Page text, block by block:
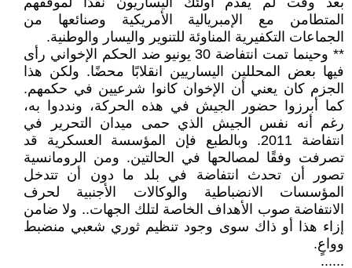
المتطامن مع الإمبريالية الأمريكية وصنائعها من
الجماعات التكفيرية المناوئة للتنوير واليسار والوطنية.
** وحينما تمت انتفاضة 30 يونيو ضد الحكم الإخواني رأى
فيها بعض المحللين اليساريين انقلابًا محضًا. ولكن هذا
الجزم كان يعني أن الإخوان كانوا شرعيين في حكمهم.
كما أبرزوا حضور الجيش في هذه الحركة، ونددوا به،
رغم أنه نفس الجيش الذي حمى ميدان التحرير في
انتفاضة 2011. وبالطبع فإن المؤسسة العسكرية قد
تصرفت وفقًا لمصالحها في الحالتين. ومن الرومانسية
تصور أن تحدث انتفاضة في بلد ما دون أن تتدخل
المؤسسات الانضباطية والوكالات الأجنبية لحرف
الانتفاضة صوب الأهداف الخاصة لتلك الجهات.. ولا ضامن
إزاء هذا أو ذاك سوى وجود تنظيم ثوري شعبي منضبط
وواعٍ.
......